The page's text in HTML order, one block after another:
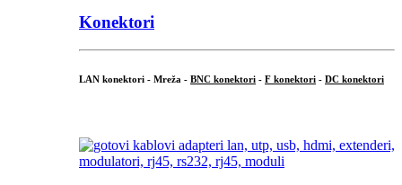
Konektori
LAN konektori - Mreža - BNC konektori - F konektori - DC konektori